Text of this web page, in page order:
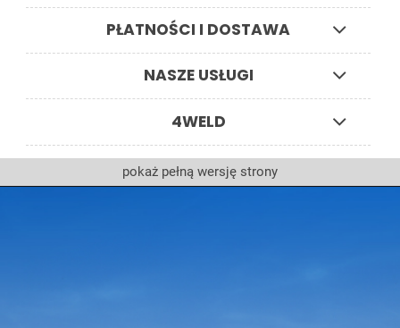
PŁATNOŚCI I DOSTAWA
NASZE USŁUGI
4WELD
pokaż pełną wersję strony